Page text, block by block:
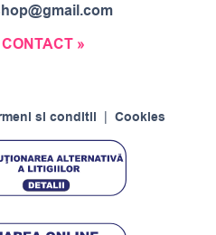
»
si conditii | Cookies